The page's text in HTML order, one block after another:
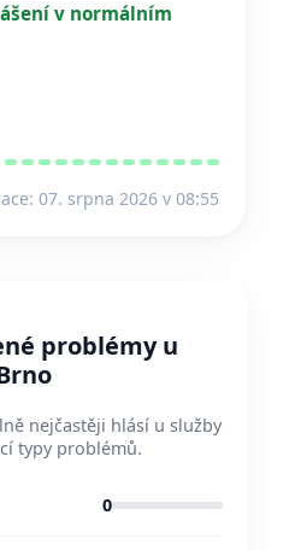
v normálním
07. srpna 2026 v 08:55
problémy u
nejčastěji hlásí u služby
typy problémů.
0